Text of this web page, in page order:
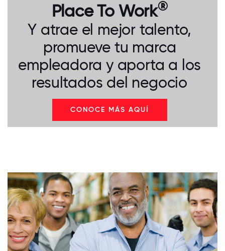
Place To Work®
Y atrae el mejor talento,
promueve tu marca
empleadora y aporta a los
resultados del negocio
CONOCE MÁS AQUÍ